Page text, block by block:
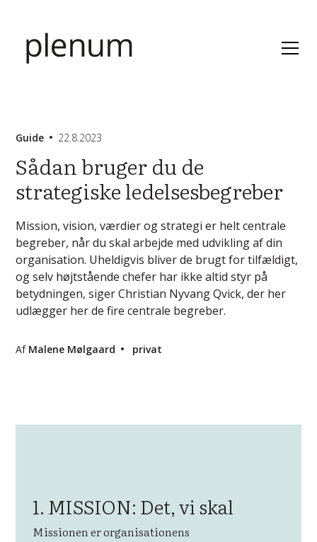
Guide 22.8.2023
Sådan bruger du de
strategiske ledelsesbegreber
Mission, vision, værdier og strategi er helt centrale
begreber, når du skal arbejde med udvikling af din
organisation. Uheldigvis bliver de brugt for tilfældigt,
og selv højtstående chefer har ikke altid styr på
betydningen, siger Christian Nyvang Qvick, der her
udlægger her de fire centrale begreber.
Af Malene Mølgaard privat
1. MISSION: Det, vi skal
Missionen er organisationens